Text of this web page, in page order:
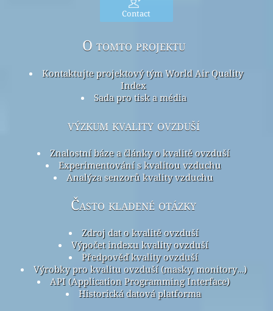
Contact
O tomto projektu
Kontaktujte projektový tým World Air Quality
Index
Sada pro tisk a média
výzkum kvality ovzduší
Znalostní báze a články o kvalitě ovzduší
Experimentování s kvalitou vzduchu
Analýza senzorů kvality vzduchu
Často kladené otázky
Zdroj dat o kvalitě ovzduší
Výpočet indexu kvality ovzduší
Předpověď kvality ovzduší
Výrobky pro kvalitu ovzduší (masky, monitory…)
API (Application Programming Interface)
Historická datová platforma